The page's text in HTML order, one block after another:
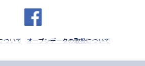
ついて オープンデータの取扱について